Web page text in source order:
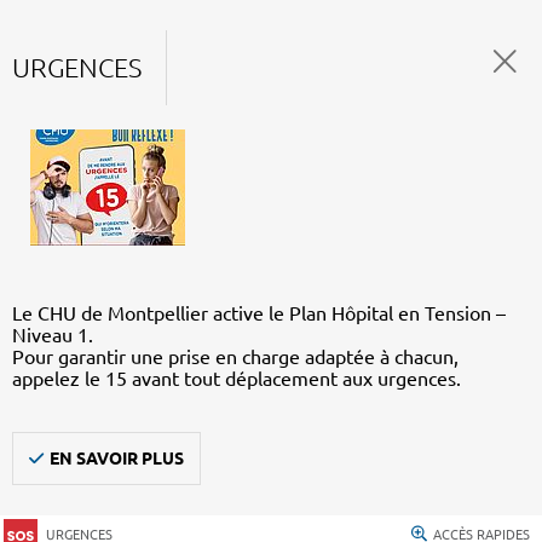
URGENCES
Le CHU de Montpellier active le Plan Hôpital en Tension –
Niveau 1.
Pour garantir une prise en charge adaptée à chacun,
appelez le 15 avant tout déplacement aux urgences.
EN SAVOIR PLUS
URGENCES ACCÈS RAPIDES